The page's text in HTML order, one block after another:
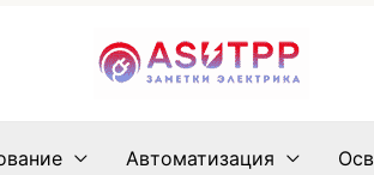
Автоматизация